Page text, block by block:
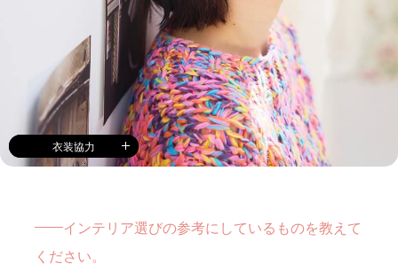
衣装協力
インテリア選びの参考にしているものを教えて
ください。